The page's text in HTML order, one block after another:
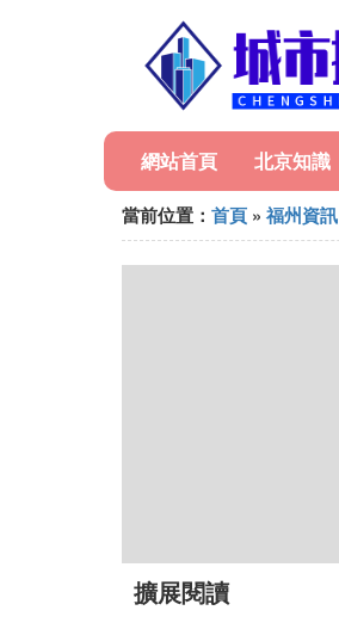
網站首頁 北京知識
當前位置： 首頁 » 福州資訊
擴展閱讀